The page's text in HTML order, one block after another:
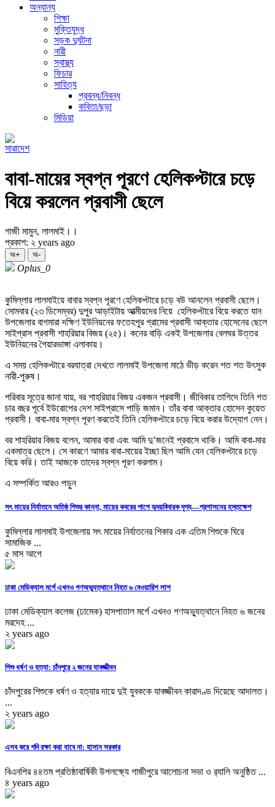
অন্যান্য
শিক্ষা
মুক্তিযুদ্ধ
সড়ক দুর্ঘটনা
নারী
স্বাস্থ্য
ফিচার
সাহিত্য
প্রবন্ধ/নিবন্ধ
কবিতা/ছড়া
মিডিয়া
সারাদেশ
বাবা-মায়ের স্বপ্ন পূরণে হেলিকপ্টারে চড়ে
বিয়ে করলেন প্রবাসী ছেলে
গাজী মামুন, লালমাই।।
প্রকাশ: ২ years ago
অ+ অ-
Oplus_0
কুমিল্লার লালমাইয়ে বাবার স্বপ্ন পূরণে হেলিকপ্টারে চড়ে বউ আনলেন প্রবাসী ছেলে।
সোমবার (২৩ ডিসেম্বর) দুপুর আড়াইটায় আত্মীয়দের নিয়ে হেলিকপ্টারে বিয়ে করতে যান
উপজেলার বাগমারা দক্ষিণ ইউনিয়নের ফতেহপুর গ্রামের প্রবাসী আক্তার হোসেনের ছেলে
সাইপ্রাস প্রবাসী শাহরিয়ার বিজয় (২৫)। কনের বাড়ি একই উপজেলার বেলঘর উত্তর
ইউনিয়নের গৈয়ারভাঙ্গা এলাকায়।
এ সময় হেলিকপ্টারে বরযাত্রা দেখতে লালমাই উপজেলা মাঠে ভীড় করেন শত শত উৎসুক
নারী-পুরুষ।
পরিবার সূত্রে জানা যায়, বর শাহরিয়ার বিজয় একজন প্রবাসী। জীবিকার তাগিদে তিনি গত
চার বছর পূর্বে ইউরোপের দেশ সাইপ্রাসে পাড়ি জমান। তাঁর বাবা আক্তার হোসেন কুয়েত
প্রবাসী। বাবা-মার স্বপ্ন পূরণ করতেই তিনি হেলিকপ্টারে চড়ে বিয়ে করার উদ্যোগ নেন।
বর শাহরিয়ার বিজয় বলেন, আমার বাবা এবং আমি দু’জনেই প্রবাসে থাকি। আমি বাবা-মার
একমাত্র ছেলে। সে কারণে আমার বাবা-মায়ের ইচ্ছা ছিল আমি যেন হেলিকপ্টারে চড়ে
বিয়ে করি। তাই আজকে তাদের স্বপ্ন পূরণ করলাম।
এ সম্পর্কিত আরও পড়ুন
সৎ মায়ের নির্যাতনে অতিষ্ঠ শিশুর কান্না, মায়ের কবরের পাশে হৃদয়বিদারক দৃশ্য—প্রশাসনের হস্তক্ষেপ
কুমিল্লার লালমাই উপজেলায় সৎ মায়ের নির্যাতনের শিকার এক এতিম শিশুকে ঘিরে
সামাজিক ...
৫ মাস আগে
ঢাকা মেডিক্যাল মর্গে এখনও গণঅভ্যুত্থানে নিহত ৬ বেওয়ারিশ লাশ
ঢাকা মেডিক্যাল কলেজ (ঢামেক) হাসপাতাল মর্গে এখনও গণঅভ্যুত্থানে নিহত ৬ জনের
মরদেহ ...
২ years ago
শিশু ধর্ষণ ও হত্যা: চাঁদপুরে ২ জনের যাবজ্জীবন
চাঁদপুরের শিশুকে ধর্ষণ ও হত্যার দায়ে দুই যুবককে যাবজ্জীবন কারাদণ্ড দিয়েছে আদালত।
...
২ years ago
এসব করে গদি রক্ষা করা যাবে না: হাসান সরকার
বিএনপির ৪৪তম প্রতিষ্ঠাবার্ষিকী উপলক্ষ্যে গাজীপুরে আলোচনা সভা ও র‌্যালি অনুষ্ঠিত ...
৪ years ago